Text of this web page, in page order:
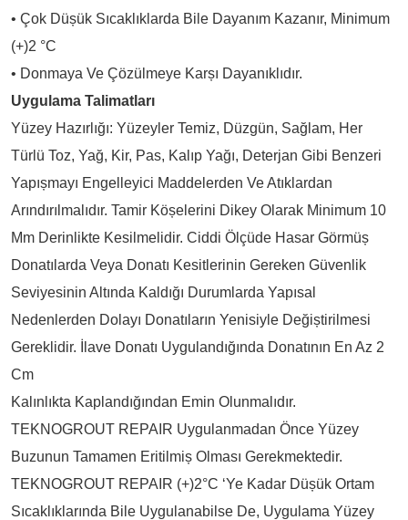
• Çok Düșük Sıcaklıklarda Bile Dayanım Kazanır, Minimum
(+)2 °C
• Donmaya Ve Çözülmeye Karșı Dayanıklıdır.
Uygulama Talimatları
Yüzey Hazırlığı: Yüzeyler Temiz, Düzgün, Sağlam, Her
Türlü Toz, Yağ, Kir, Pas, Kalıp Yağı, Deterjan Gibi Benzeri
Yapıșmayı Engelleyici Maddelerden Ve Atıklardan
Arındırılmalıdır. Tamir Köșelerini Dikey Olarak Minimum 10
Mm Derinlikte Kesilmelidir. Ciddi Ölçüde Hasar Görmüș
Donatılarda Veya Donatı Kesitlerinin Gereken Güvenlik
Seviyesinin Altında Kaldığı Durumlarda Yapısal
Nedenlerden Dolayı Donatıların Yenisiyle Değiștirilmesi
Gereklidir. İlave Donatı Uygulandığında Donatının En Az 2
Cm
Kalınlıkta Kaplandığından Emin Olunmalıdır.
TEKNOGROUT REPAIR Uygulanmadan Önce Yüzey
Buzunun Tamamen Eritilmiș Olması Gerekmektedir.
TEKNOGROUT REPAIR (+)2°C ‘ye Kadar Düșük Ortam
Sıcaklıklarında Bile Uygulanabilse De, Uygulama Yüzey